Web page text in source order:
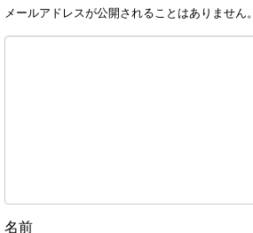
メールアドレスが公開されることはありません。
名前